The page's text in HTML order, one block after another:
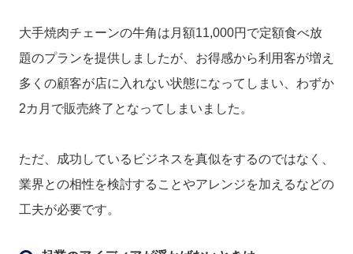
大手焼肉チェーンの牛角は月額11,000円で定額食べ放
題のプランを提供しましたが、お得感から利用客が増え
多くの顧客が店に入れない状態になってしまい、わずか
2カ月で販売終了となってしまいました。
ただ、成功しているビジネスを真似をするのではなく、
業界との相性を検討することやアレンジを加えるなどの
工夫が必要です。